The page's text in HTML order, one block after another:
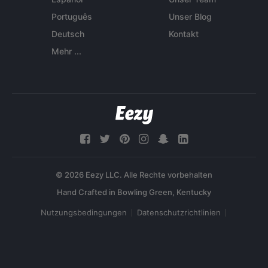
Português
Deutsch
Mehr ...
Unser Blog
Kontakt
© 2026 Eezy LLC. Alle Rechte vorbehalten
Nutzungsbedingungen Datenschutzrichtlinien